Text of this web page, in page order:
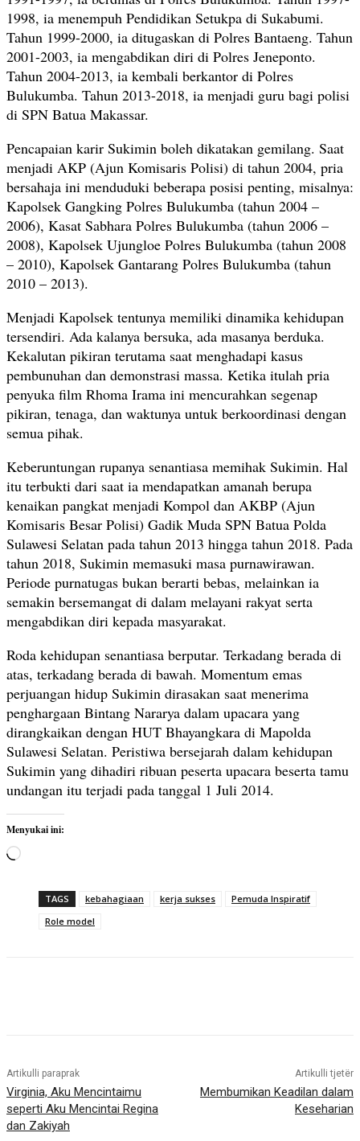
1998, ia menempuh Pendidikan Setukpa di Sukabumi.
Tahun 1999-2000, ia ditugaskan di Polres Bantaeng. Tahun
2001-2003, ia mengabdikan diri di Polres Jeneponto.
Tahun 2004-2013, ia kembali berkantor di Polres
Bulukumba. Tahun 2013-2018, ia menjadi guru bagi polisi
di SPN Batua Makassar.
Pencapaian karir Sukimin boleh dikatakan gemilang. Saat
menjadi AKP (Ajun Komisaris Polisi) di tahun 2004, pria
bersahaja ini menduduki beberapa posisi penting, misalnya:
Kapolsek Gangking Polres Bulukumba (tahun 2004 –
2006), Kasat Sabhara Polres Bulukumba (tahun 2006 –
2008), Kapolsek Ujungloe Polres Bulukumba (tahun 2008
– 2010), Kapolsek Gantarang Polres Bulukumba (tahun
2010 – 2013).
Menjadi Kapolsek tentunya memiliki dinamika kehidupan
tersendiri. Ada kalanya bersuka, ada masanya berduka.
Kekalutan pikiran terutama saat menghadapi kasus
pembunuhan dan demonstrasi massa. Ketika itulah pria
penyuka film Rhoma Irama ini mencurahkan segenap
pikiran, tenaga, dan waktunya untuk berkoordinasi dengan
semua pihak.
Keberuntungan rupanya senantiasa memihak Sukimin. Hal
itu terbukti dari saat ia mendapatkan amanah berupa
kenaikan pangkat menjadi Kompol dan AKBP (Ajun
Komisaris Besar Polisi) Gadik Muda SPN Batua Polda
Sulawesi Selatan pada tahun 2013 hingga tahun 2018. Pada
tahun 2018, Sukimin memasuki masa purnawirawan.
Periode purnatugas bukan berarti bebas, melainkan ia
semakin bersemangat di dalam melayani rakyat serta
mengabdikan diri kepada masyarakat.
Roda kehidupan senantiasa berputar. Terkadang berada di
atas, terkadang berada di bawah. Momentum emas
perjuangan hidup Sukimin dirasakan saat menerima
penghargaan Bintang Nararya dalam upacara yang
dirangkaikan dengan HUT Bhayangkara di Mapolda
Sulawesi Selatan. Peristiwa bersejarah dalam kehidupan
Sukimin yang dihadiri ribuan peserta upacara beserta tamu
undangan itu terjadi pada tanggal 1 Juli 2014.
Menyukai ini:
M
TAGS kebahagiaan kerja sukses
Pemuda Inspiratif
Role model
Artikulli paraprak
Virginia, Aku Mencintaimu
seperti Aku Mencintai Regina
dan Zakiyah
Artikulli tjetër
Membumikan Keadilan dalam
Keseharian